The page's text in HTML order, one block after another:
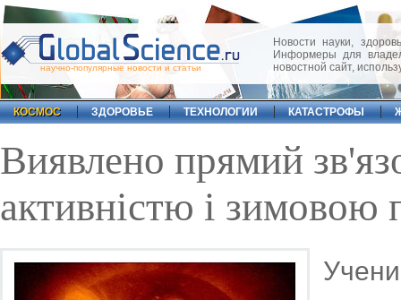
научно-популярные новости и статьи
Новости науки,
Информеры для
новостной сайт,
КОСМОС ЗДОРОВЬЕ ТЕХНОЛОГИИ КАТАСТРОФЫ
Виявлено прямий
активністю і зимовою